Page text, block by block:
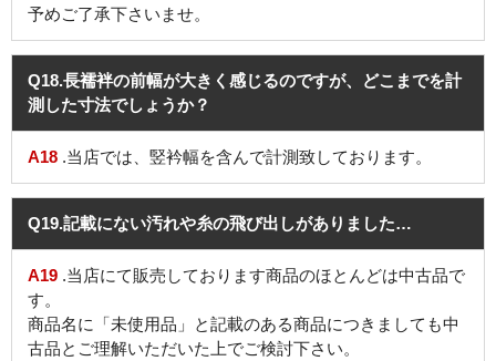
予めご了承下さいませ。
Q18.長襦袢の前幅が大きく感じるのですが、どこまでを計
測した寸法でしょうか？
A18 .当店では、竪衿幅を含んで計測致しております。
Q19.記載にない汚れや糸の飛び出しがありました…
A19 .当店にて販売しております商品のほとんどは中古品で
す。
商品名に「未使用品」と記載のある商品につきましても中
古品とご理解いただいた上でご検討下さい。